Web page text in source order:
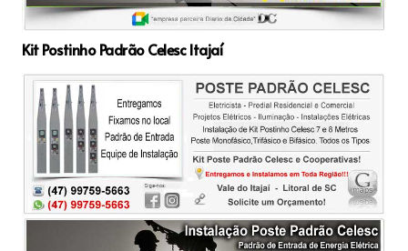
Kit Postinho Padrão Celesc Itajaí